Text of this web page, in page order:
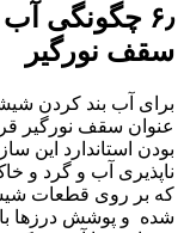
۶٫ چگونگی
سقف نورگیر
برای آب بند کردن
عنوان سقف نورگیر
بودن استاندارد این
ناپذیری آب و گرد و
که بر روی قطعات
شده و پوشش درزها